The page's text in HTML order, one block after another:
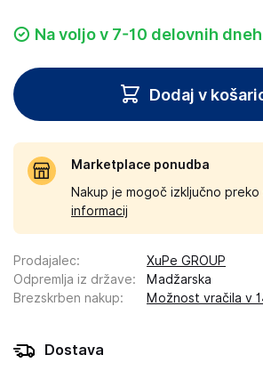
Na voljo v 7-10 delovnih dneh
Dodaj v
Marketplace ponudba
Nakup je mogoč izključno
informacij
Prodajalec:
XuPe GROUP
Odpremlja iz države:
Madžarska
Brezskrben nakup: Možnost vračila v
Dostava